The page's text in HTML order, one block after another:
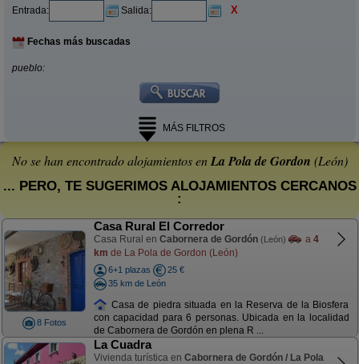
Entrada: Salida: X
Fechas más buscadas
pueblo:
MÁS FILTROS
No se han encontrado alojamientos enLa Pola de Gordon (León)
... PERO, TE SUGERIMOS ALOJAMIENTOS CERCANOS
:
8 Fotos
Casa Rural El Corredor
Casa Rural en Cabornera de Gordón (León) a 4
km de La Pola de Gordon (León)
6+1 plazas
25 €
35 km de León
Casa de piedra situada en la Reserva de la Biosfera
con capacidad para 6 personas. Ubicada en la localidad
de Cabornera de Gordón en plena R ...
La Cuadra
Vivienda turística en Cabornera de Gordón / La Pola